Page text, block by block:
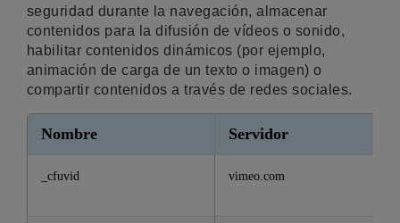
seguridad durante la navegación, almacenar
contenidos para la difusión de vídeos o sonido,
habilitar contenidos dinámicos (por ejemplo,
animación de carga de un texto o imagen) o
compartir contenidos a través de redes sociales.
Nombre Servidor
_cfuvid vimeo.com